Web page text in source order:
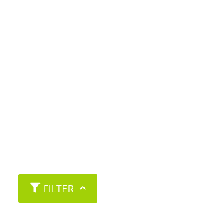
FILTER